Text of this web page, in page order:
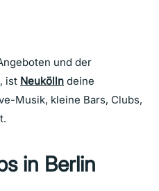
und der
ist Neukölln deine
Musik, kleine Bars, Clubs,
in Berlin